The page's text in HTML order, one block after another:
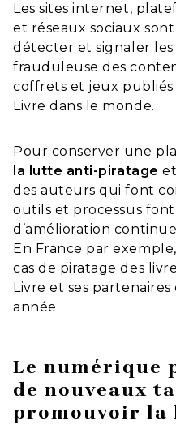
Les sites internet,
et réseaux sociaux
détecter et signaler les
frauduleuse des
coffrets et jeux
Livre dans le monde.
Pour conserver une
la lutte anti-piratage
des auteurs qui font
outils et processus font
d’amélioration
En France par
cas de piratage des
Livre et ses
année.
Le numérique
de nouveaux
promouvoir la